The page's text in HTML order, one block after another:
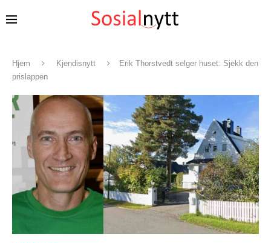
Hjem Kjendisnytt
Erik Thorstvedt selger huset: Sjekk den
prislappen